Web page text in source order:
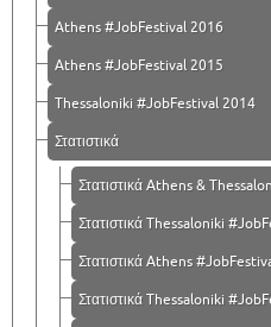
Athens #JobFestival 2016
Athens #JobFestival 2015
Thessaloniki #JobFestival 2014
Στατιστικά
Στατιστικά Athens &
Στατιστικά Thessaloniki
Στατιστικά Athens
Στατιστικά Thessaloniki